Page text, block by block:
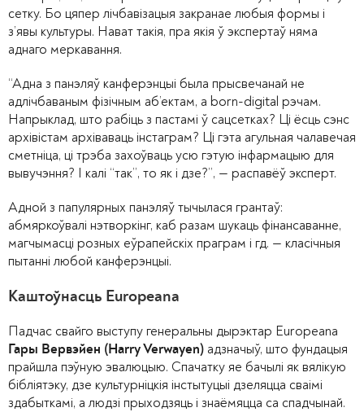
сетку. Бо цяпер лічбавізацыя закранае любыя формы і
з’явы культуры. Нават такія, пра якія ў экспертаў няма
аднаго меркавання.
“Адна з панэляў канферэнцыі была прысвечанай не
адлічбаваным фізічным аб’ектам, а born-digital рэчам.
Напрыклад, што рабіць з пастамі ў сацсетках? Ці ёсць сэнс
архівістам архіваваць інстаграм? Ці гэта агульная чалавечая
сметніца, ці трэба захоўваць усю гэтую інфармацыю для
вывучэння? І калі “так”, то як і дзе?”, — распавёў эксперт.
Адной з папулярных панэляў тычылася грантаў:
абмяркоўвалі нэтворкінг, каб разам шукаць фінансаванне,
магчымасці розных еўрапейскіх праграм і гд. — класічныя
пытанні любой канферэнцыі.
Каштоўнасць Europeana
Падчас свайго выступу генеральны дырэктар Europeana
Гары Вервэйен (Harry Verwayen) адзначыў, што фундацыя
прайшла пэўную эвалюцыю. Спачатку яе бачылі як вялікую
бібліятэку, дзе культурніцкія інстытуцыі дзеляцца сваімі
здабыткамі, а людзі прыходзяць і знаёмяцца са спадчынай.